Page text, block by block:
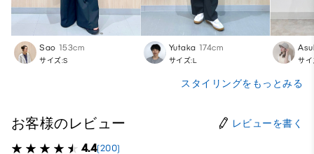
Sao 153cm
サイズ:S
Yutaka 174cm
サイズ:L サイ
スタイリングをもっとみる
お客様のレビュー レビューを書く
4.4(200)